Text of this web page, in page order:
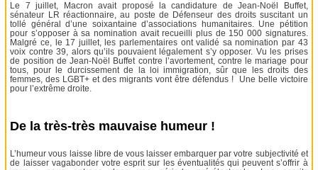
Le 7 juillet, Macron avait proposé la candidature de Jean-Noël Buffet,
sénateur LR réactionnaire, au poste de Défenseur des droits suscitant un
tollé général d’une soixantaine d’associations humanitaires. Une pétition
pour s’opposer à sa nomination avait recueilli plus de 150 000 signatures.
Malgré ce, le 17 juillet, les parlementaires ont validé sa nomination par 43
voix contre 39, alors qu’ils pouvaient légalement s’y opposer. Vu les prises
de position de Jean-Noël Buffet contre l’avortement, contre le mariage pour
tous, pour le durcissement de la loi immigration, sûr que les droits des
femmes, des LGBT+ et des migrants vont être défendus ! Une belle victoire
pour l’extrême droite.
De la très-très mauvaise humeur !
L’humeur vous laisse libre de vous laisser embarquer par votre subjectivité et
de laisser vagabonder votre esprit sur les éventualités qui peuvent s’offrir à